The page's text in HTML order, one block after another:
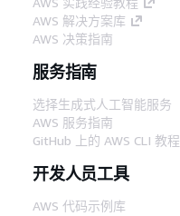
AWS 解决方案库
AWS 决策指南
服务指南
选择生成式人工智能服务
AWS 服务指南
GitHub 上的 AWS CLI 教程
开发人员工具
AWS 代码示例库